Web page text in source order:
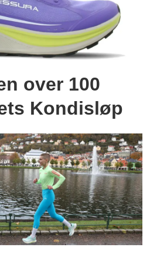
over 100
Kondisløp